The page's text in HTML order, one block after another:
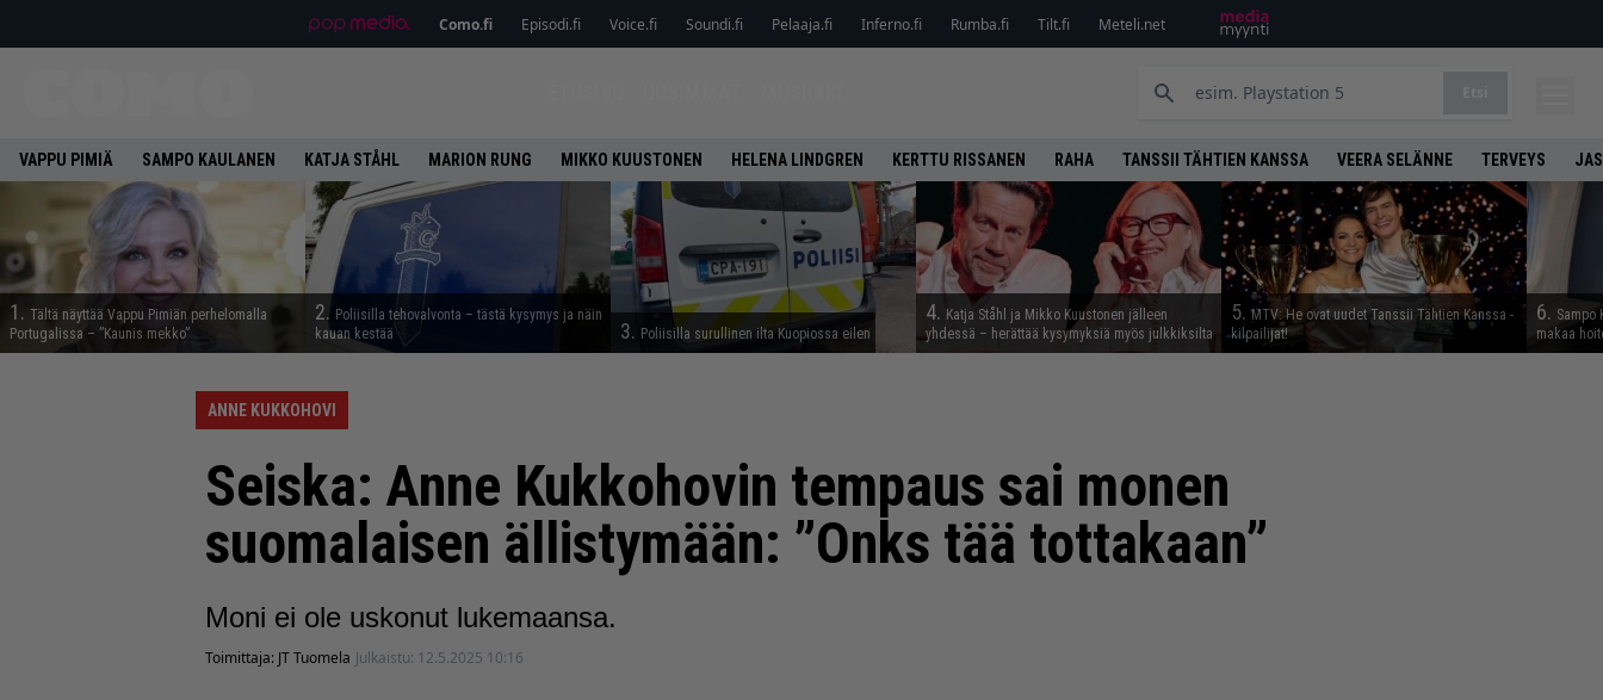
Como.fi Episodi.fi Voice.fi Soundi.fi Pelaaja.fi Inferno.fi Rumba.fi Tilt.fi Meteli.net
VAPPU PIMIÄ SAMPO KAULANEN KATJA STÅHL MARION RUNG MIKKO KUUSTONEN HELENA LINDGREN KERTTU RISSANEN RAHA TANSSII TÄHTIEN KANSSA VEERA SELÄNNE TERVEYS
1. Tältä näyttää Vappu Pimiän perhelomalla
Portugalissa – ”Kaunis mekko”
2. Poliisilla tehovalvonta – tästä kysymys ja näin
kauan kestää
3. Poliisilla surullinen ilta Kuopiossa eilen
4. Katja Ståhl ja Mikko Kuustonen jälleen
yhdessä – herättää kysymyksiä myös julkkiksilta
5.MTV: He ovat uudet Tanssii Tähtien Kanssa -
kilpailijat!
6. Sampo
makaa
ANNE KUKKOHOVI
Seiska: Anne Kukkohovin tempaus sai monen
suomalaisen ällistymään: ”Onks tää tottakaan”
Moni ei ole uskonut lukemaansa.
Toimittaja: JT Tuomela Julkaistu: 12.5.2025 10:16